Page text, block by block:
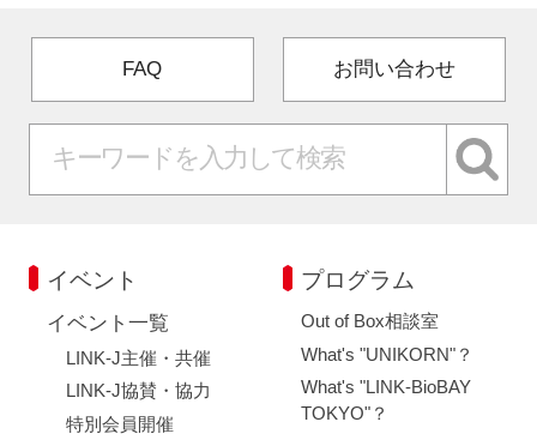
FAQ お問い合わせ
イベント
イベント一覧
LINK-J主催・共催
LINK-J協賛・協力
特別会員開催
プログラム
Out of Box相談室
What's "UNIKORN"？
What's "LINK-BioBAY
TOKYO"？